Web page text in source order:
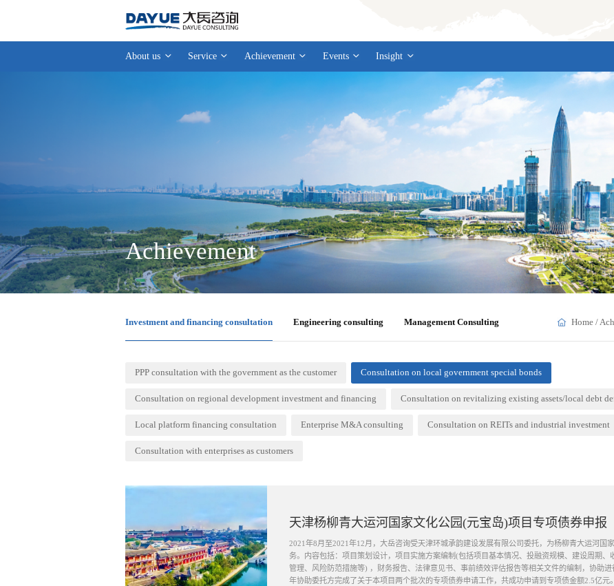
About us Service Achievement Events Insight
Achievement
Investment and financing consultation Engineering consulting Management Consulting Home/
PPP consultation with the government as the customer Consultation on local government special bonds
Consultation on regional development investment and financing Consultation on revitalizing existing assets/local debt
Local platform financing consultation Enterprise M&A consulting Consultation on REITs and industrial investment
Consultation with enterprises as customers
天津杨柳青大运河国家文化公园(元宝岛)项目专项债券申报
2021年8月至2021年12月，大岳咨询受天津环城承韵建设发展有限公司委托，为杨柳青大运河国
务。内容包括：项目策划设计，项目实施方案编制(包括项目基本情况、投融资规模、建设周期
管理、风险防范措施等) ，财务报告、法律意见书、事前绩效评估报告等相关文件的编制，协助进行专家评审解答等工作。最终于2021年下半
年协助委托方完成了关于本项目两个批次的专项债券申请工作，共成功申请到专项债金额2.5亿元。